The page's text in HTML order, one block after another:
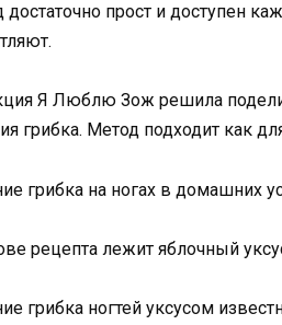
достаточно прост и доступен
Я Люблю Зож решила
грибка. Метод подходит как
грибка на ногах в домашних
рецепта лежит яблочный
грибка ногтей уксусом